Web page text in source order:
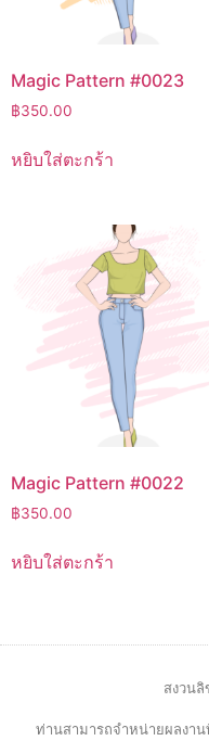
Magic Pattern #0023
฿350.00
หยิบใส่ตะกร้า
Magic Pattern #0022
฿350.00
หยิบใส่ตะกร้า
สงวน
ท่านสามารถจำหน่ายผลงาน